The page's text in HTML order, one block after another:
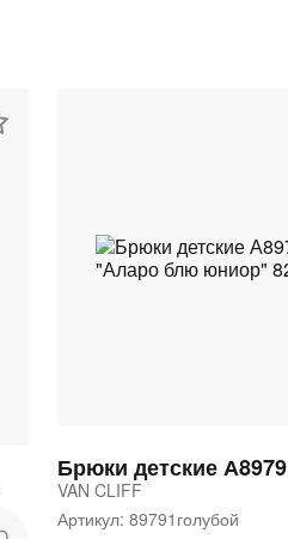
VAN CLIFF
Артикул: 89791голубой